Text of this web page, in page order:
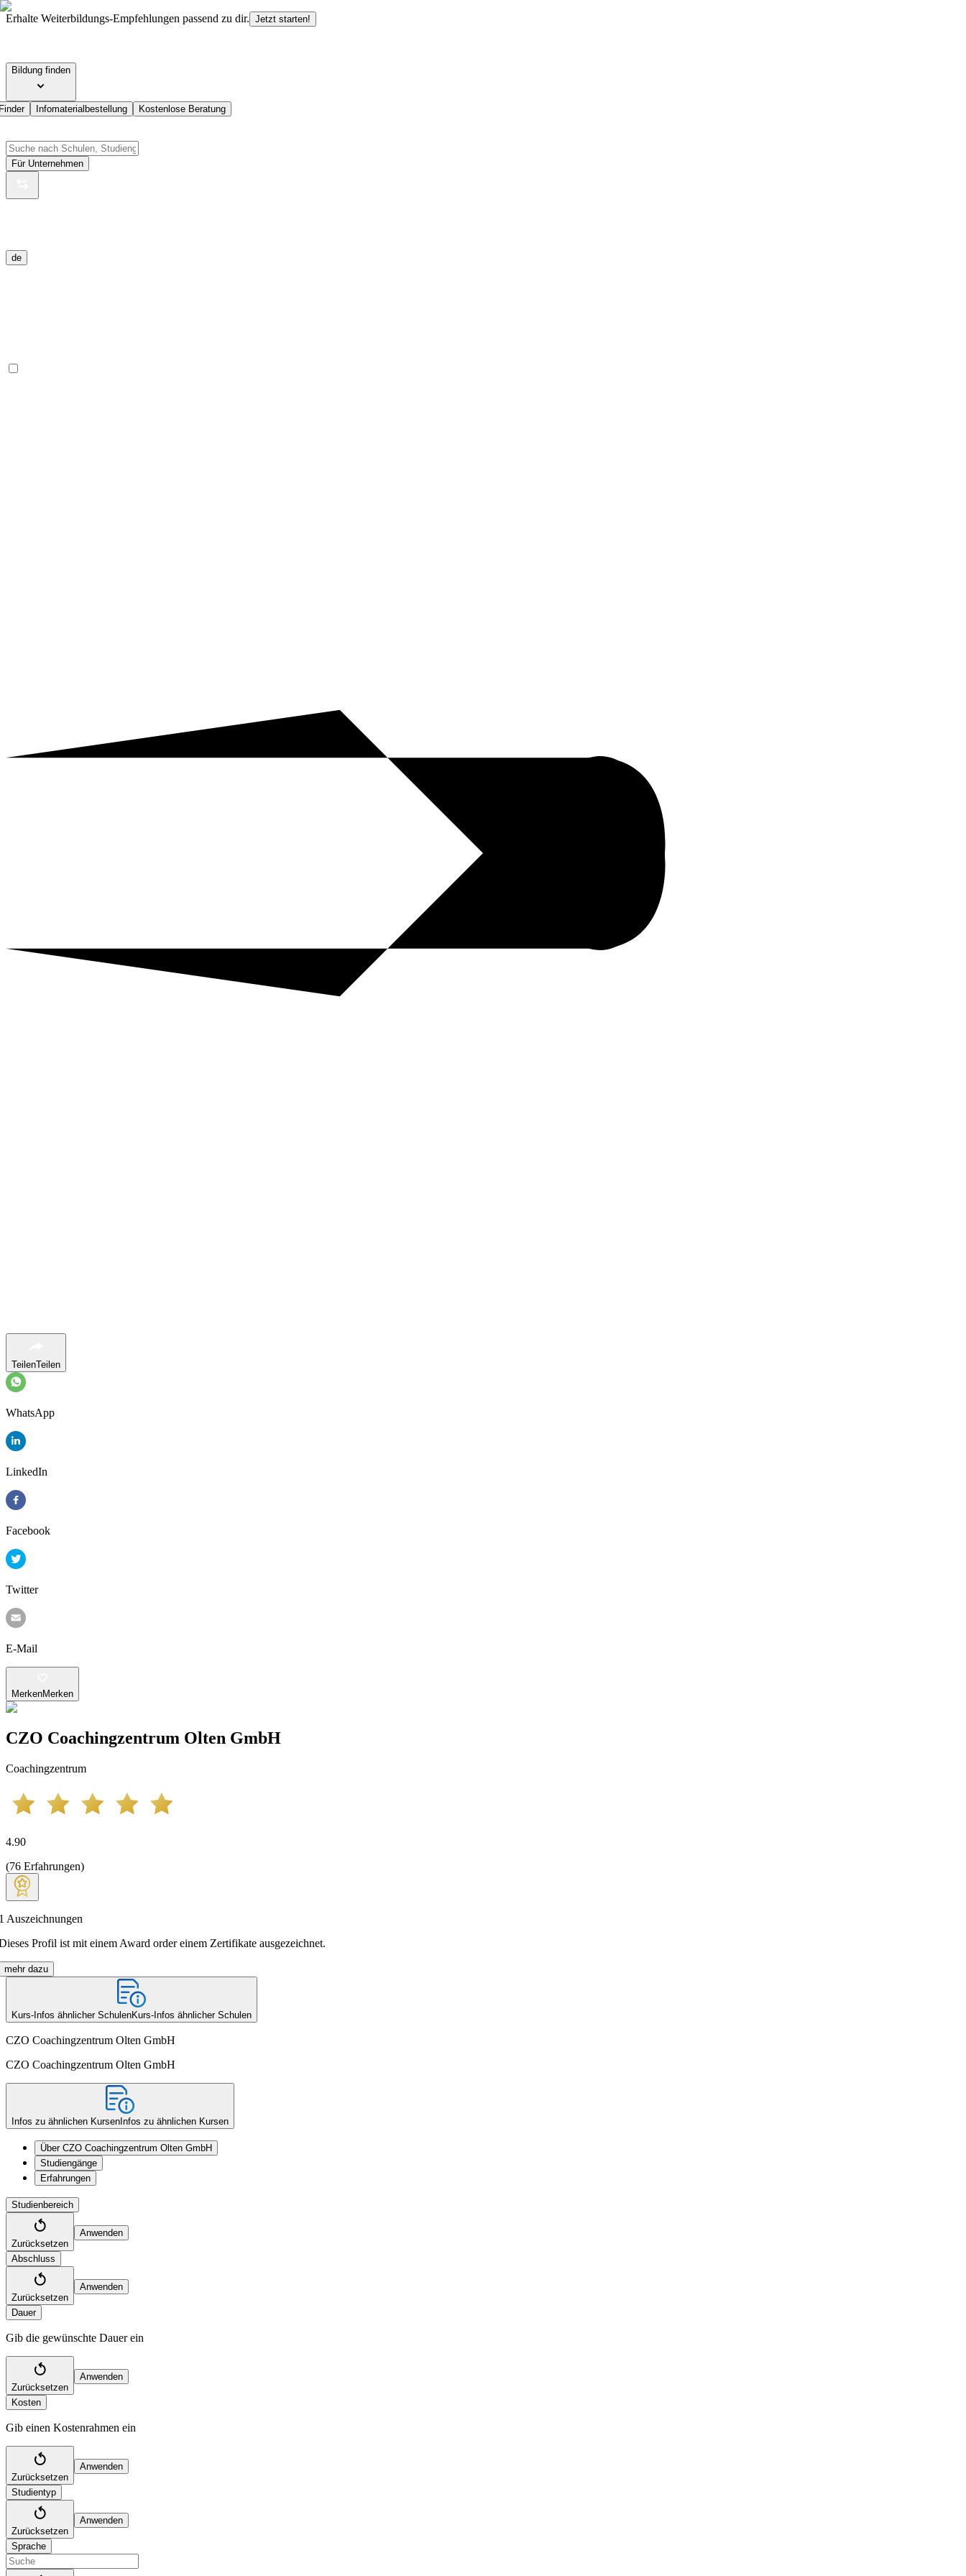
Erhalte Weiterbildungs-Empfehlungen passend zu dir. Jetzt starten!
Bildung finden
Infomaterialbestellung Kostenlose Beratung
Für Unternehmen
de
TeilenTeilen
WhatsApp
LinkedIn
Facebook
Twitter
E-Mail
MerkenMerken
CZO Coachingzentrum Olten GmbH
Coachingzentrum
4.90
(76 Erfahrungen)
Auszeichnungen
Profil ist mit einem Award order einem Zertifikate ausgezeichnet.
mehr dazu
Kurs-Infos ähnlicher SchulenKurs-Infos ähnlicher Schulen
CZO Coachingzentrum Olten GmbH
CZO Coachingzentrum Olten GmbH
Infos zu ähnlichen Kursen Infos zu ähnlichen Kursen
Über CZO Coachingzentrum Olten GmbH
Studiengänge
Erfahrungen
Studienbereich
Zurücksetzen
Anwenden
Abschluss
Zurücksetzen
Anwenden
Dauer
Gib die gewünschte Dauer ein
Zurücksetzen
Anwenden
Kosten
Gib einen Kostenrahmen ein
Zurücksetzen
Anwenden
Studientyp
Zurücksetzen
Anwenden
Sprache